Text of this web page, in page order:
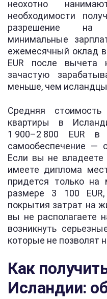
неохотно
необходимости
разрешение на
минимальные
ежемесячный оклад
EUR после вычета
зачастую
меньше, чем
Средняя
квартиры в
1 900–2 800 EUR
самообеспечение —
Если вы не
имеете диплома
придется только на
размере 3 100
покрытия затрат на
вы не располагаете
возникнуть
которые не позволят
Как
Исландии: